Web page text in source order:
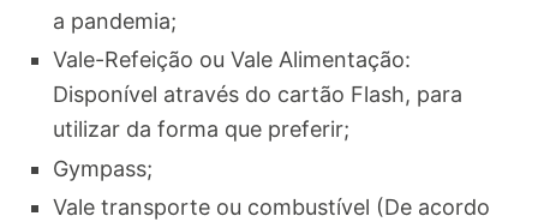
a pandemia;
Vale-Refeição ou Vale Alimentação:
Disponível através do cartão Flash, para
utilizar da forma que preferir;
Gympass;
Vale transporte ou combustível (De acordo